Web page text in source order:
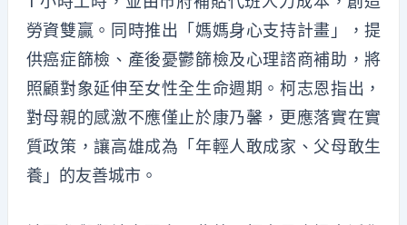
勞資雙贏。同時推出「媽媽身心支持計畫」，提
供癌症篩檢、產後憂鬱篩檢及心理諮商補助，將
照顧對象延伸至女性全生命週期。柯志恩指出，
對母親的感激不應僅止於康乃馨，更應落實在實
質政策，讓高雄成為「年輕人敢成家、父母敢生
養」的友善城市。